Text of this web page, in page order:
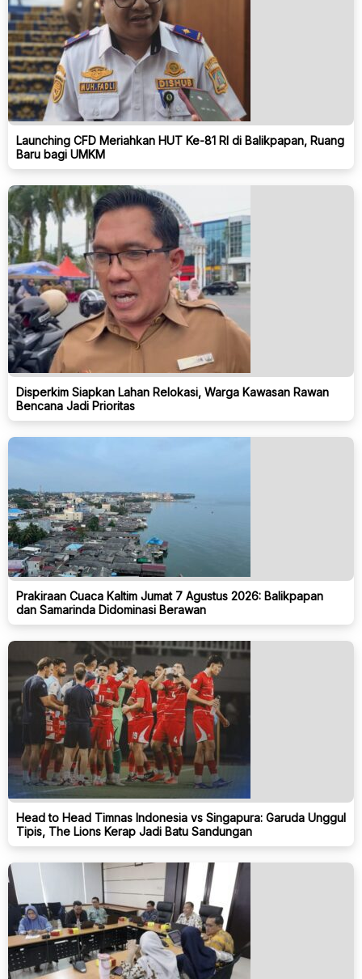
Launching CFD Meriahkan HUT Ke-81 RI di Balikpapan, Ruang
Baru bagi UMKM
Disperkim Siapkan Lahan Relokasi, Warga Kawasan Rawan
Bencana Jadi Prioritas
Prakiraan Cuaca Kaltim Jumat 7 Agustus 2026: Balikpapan
dan Samarinda Didominasi Berawan
Head to Head Timnas Indonesia vs Singapura: Garuda Unggul
Tipis, The Lions Kerap Jadi Batu Sandungan